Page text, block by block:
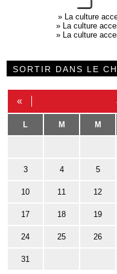
» La culture
» La culture
» La culture
SORTIR DANS LE
«
L M M
3 4 5
10 11 12
17 18 19
24 25 26
31